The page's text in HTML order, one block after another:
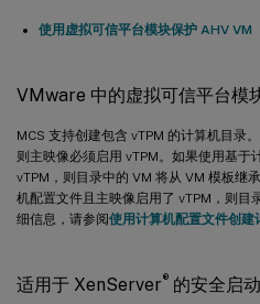
使用虚拟可信平台模块保护 AHV VM
VMware 中的虚拟可信平台模
MCS 支持创建包含 vTPM 的计算机目录
则主映像必须启用 vTPM。如果使用基于
vTPM，则目录中的 VM 将从 VM 模板继
机配置文件且主映像启用了 vTPM，则目
细信息，请参阅使用计算机配置文件创建
适用于 XenServer®的安全启